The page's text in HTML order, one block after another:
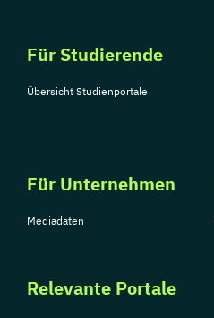
Für Studierende
Übersicht Studienportale
Für Unternehmen
Mediadaten
Relevante Portale